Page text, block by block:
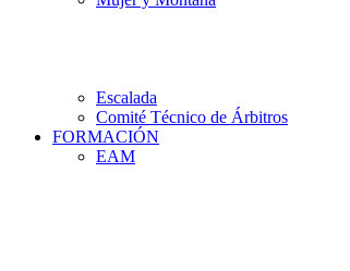
Escalada
Comité Técnico de Árbitros
FORMACIÓN
EAM